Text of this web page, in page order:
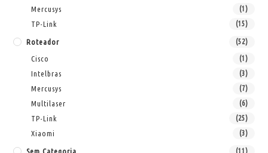
Mercusys (1)
TP-Link (15)
Roteador (52)
Cisco (1)
Intelbras (3)
Mercusys (7)
Multilaser (6)
TP-Link (25)
Xiaomi (3)
Sem Categoria (11)